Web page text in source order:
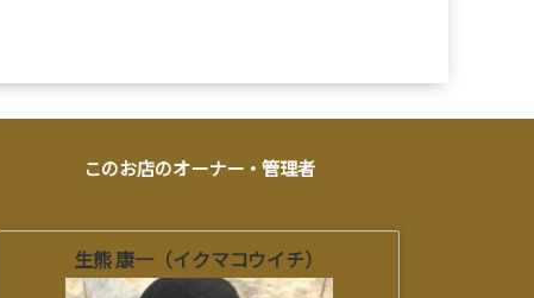
このお店のオーナー・管理者
生熊 康一（イクマコウイチ）